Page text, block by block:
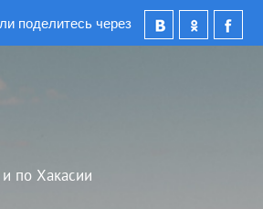
поделитесь через
по Хакасии